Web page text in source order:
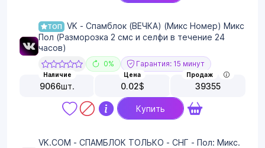
ТОП
VK - Спамблок (ВЕЧКА) (Микс Номер) Микс
Пол (Разморозка 2 смс и селфи в течение 24
часов)
0% Гарантия: 15 минут
Наличие
9066шт.
Цена
0.02$
Продаж
39355
Купить
VK.COM - СПАМБЛОК ТОЛЬКО - СНГ - Пол: Микс.